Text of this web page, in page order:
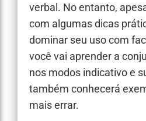
verbal. No entanto,
com algumas dicas
dominar seu uso com
você vai aprender a
nos modos indicativo e
também conhecerá
mais errar.